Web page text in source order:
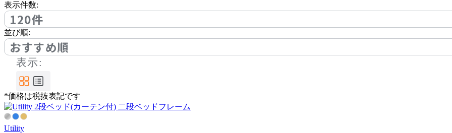
TAKANO MOKKOU
タカノモッコウ
THE CONRAN SHOP
ザ・コンランショップ
表示件数:
120件
並び順:
おすすめ順
表示:
*価格は税抜表記です
Utility